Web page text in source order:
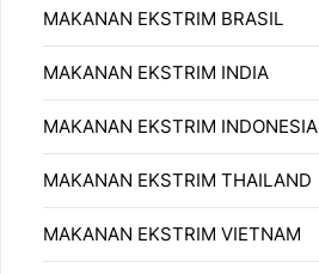
MAKANAN EKSTRIM BRASIL
MAKANAN EKSTRIM INDIA
MAKANAN EKSTRIM INDONESIA
MAKANAN EKSTRIM THAILAND
MAKANAN EKSTRIM VIETNAM